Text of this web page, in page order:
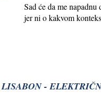
Sad će da me
jer ni o kakvom
-